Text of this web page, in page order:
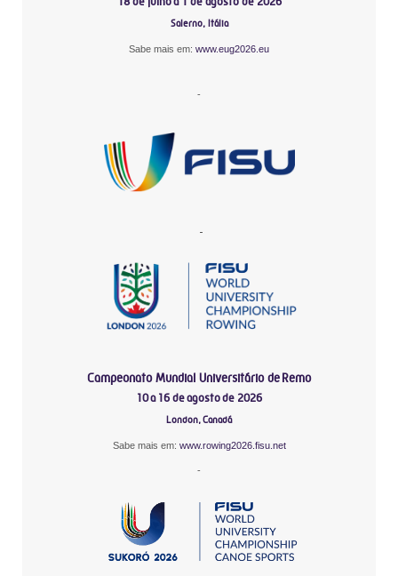
Salerno, Itália
Sabe mais em: www.eug2026.eu
-
-
Campeonato Mundial Universitário de Remo
10 a 16 de agosto de 2026
London, Canadá
Sabe mais em: www.rowing2026.fisu.net
-